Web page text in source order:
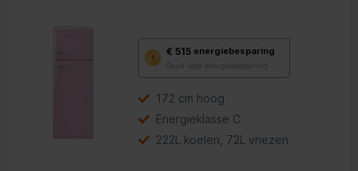
€ 515 energiebesparing
Goud voor energiebesparing
deze
Youreko’s
voor
energiebesparing.
172 cm hoog
Energieklasse C
222L koelen, 72L vriezen